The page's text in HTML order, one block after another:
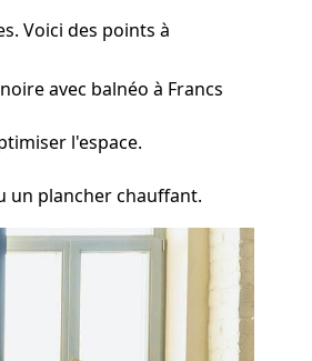
Voici des points à
avec balnéo à Francs
l'espace.
un plancher chauffant.